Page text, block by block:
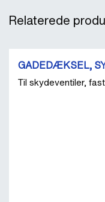
Relaterede
GADEDÆKSEL,
Til skydeventiler,